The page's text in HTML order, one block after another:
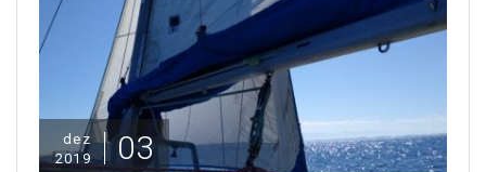
dez
2019
03